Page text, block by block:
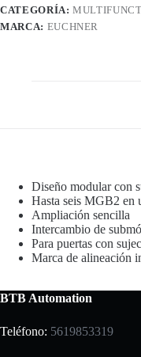
CATEGORÍA:
MARCA: EUCHNER
Diseño modular con
Hasta seis MGB2 en
Ampliación sencilla
Intercambio de
Para puertas con
Marca de alineación
BTB Automation
Teléfono: 5619853319